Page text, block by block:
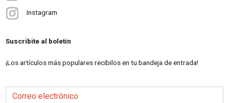
Instagram
Suscribite al boletín
¡Los artículos más populares recibilos en tu bandeja de entrada!
Correo electrónico